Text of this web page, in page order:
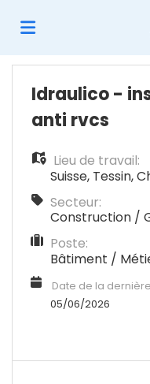
Accueil
votre
CV
Connexion
Langue
EN
Idraulico -
anti rvcs
Lieu de travail:
Suisse, Tessin,
Secteur:
Construction /
Poste:
Bâtiment /
Date de la
05/06/2026